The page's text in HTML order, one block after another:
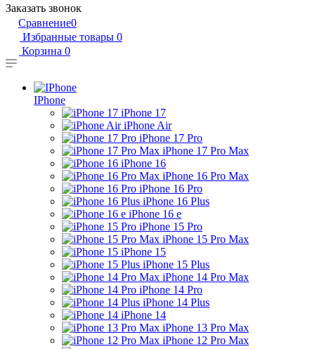
Заказать звонок
Сравнение0
Избранные товары 0
Корзина 0
IPhone
iPhone 17
iPhone Air
iPhone 17 Pro
iPhone 17 Pro Max
iPhone 16
iPhone 16 Pro Max
iPhone 16 Pro
iPhone 16 Plus
iPhone 16 e
iPhone 15 Pro
iPhone 15 Pro Max
iPhone 15
iPhone 15 Plus
iPhone 14 Pro Max
iPhone 14 Pro
iPhone 14 Plus
iPhone 14
iPhone 13 Pro Max
iPhone 12 Pro Max